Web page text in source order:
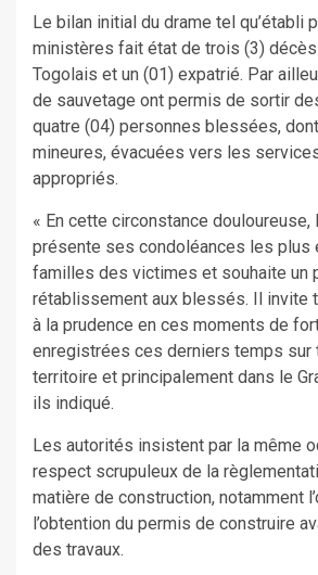
Le bilan initial du drame tel qu’établi
ministères fait état de trois (3)
Togolais et un (01) expatrié. Par
de sauvetage ont permis de sortir
quatre (04) personnes blessées,
mineures, évacuées vers les
appropriés.
« En cette circonstance douloureuse,
présente ses condoléances les plus
familles des victimes et souhaite un
rétablissement aux blessés. Il invite
à la prudence en ces moments de
enregistrées ces derniers temps sur
territoire et principalement dans le
ils indiqué.
Les autorités insistent par la même
respect scrupuleux de la
matière de construction, notamment
l’obtention du permis de construire
des travaux.